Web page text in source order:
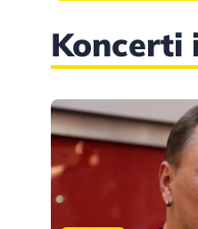
Koncerti